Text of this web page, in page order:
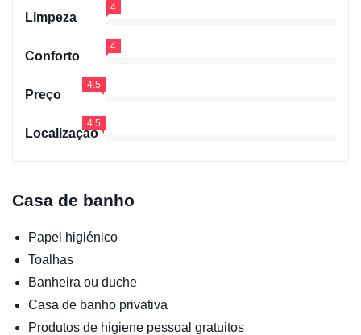
Limpeza
4
Conforto
4
Preço
4.5
Localização
4.5
Casa de banho
Papel higiénico
Toalhas
Banheira ou duche
Casa de banho privativa
Produtos de higiene pessoal gratuitos